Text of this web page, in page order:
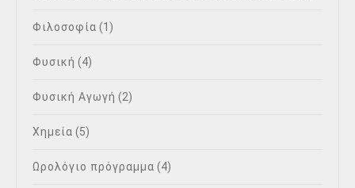
Φιλοσοφία (1)
Φυσική (4)
Φυσική Αγωγή (2)
Χημεία (5)
Ωρολόγιο πρόγραμμα (4)